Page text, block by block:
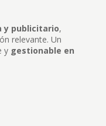
y publicitario,
relevante. Un
y gestionable en